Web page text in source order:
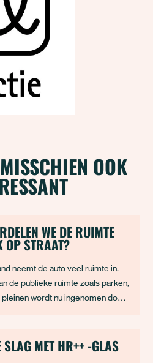
OOK
WE DE RUIMTE
OP STRAAT?
neemt de auto veel ruimte in.
de publieke ruimte zoals parken,
pleinen wordt nu ingenomen door
voor vervoersmiddelen die
SLAG MET HR++ -GLAS